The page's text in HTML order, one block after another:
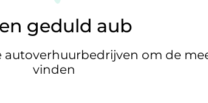
geduld aub
om de
vinden